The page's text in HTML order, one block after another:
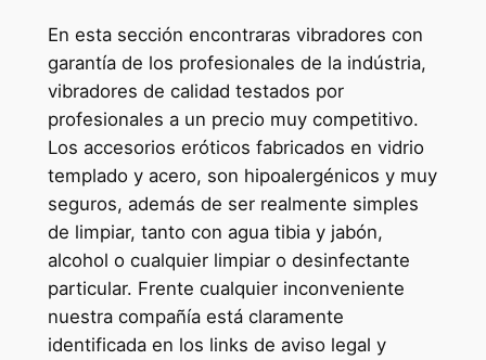
En esta sección encontraras vibradores con
garantía de los profesionales de la indústria,
vibradores de calidad testados por
profesionales a un precio muy competitivo.
Los accesorios eróticos fabricados en vidrio
templado y acero, son hipoalergénicos y muy
seguros, además de ser realmente simples
de limpiar, tanto con agua tibia y jabón,
alcohol o cualquier limpiar o desinfectante
particular. Frente cualquier inconveniente
nuestra compañía está claramente
identificada en los links de aviso legal y